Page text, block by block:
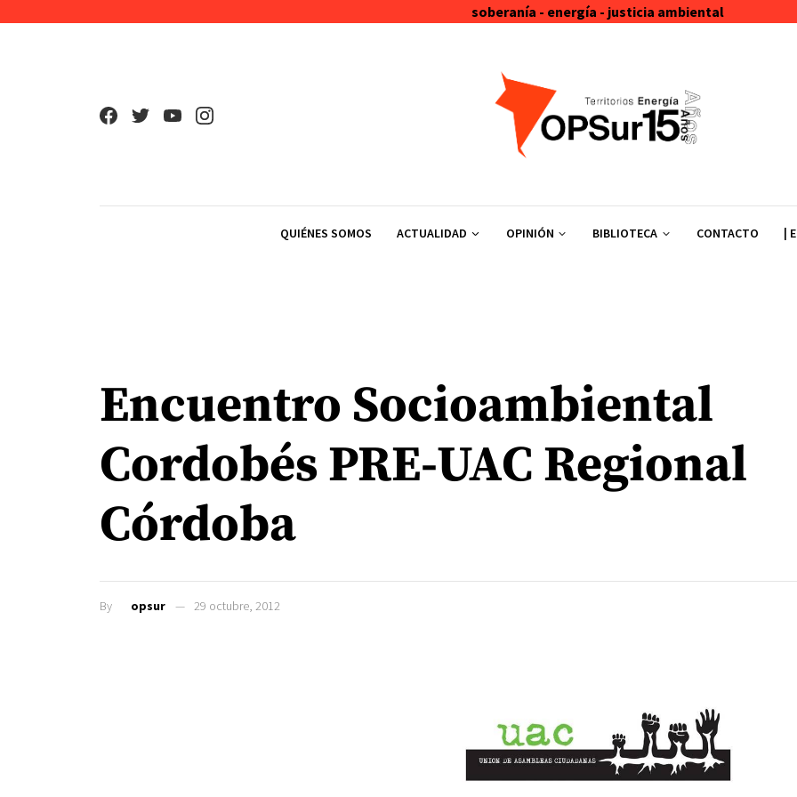
soberanía - energía - justicia ambiental
QUIÉNES SOMOS ACTUALIDAD OPINIÓN BIBLIOTECA CONTACTO |
Encuentro Socioambiental
Cordobés PRE-UAC Regional
Córdoba
By opsur 29 octubre, 2012